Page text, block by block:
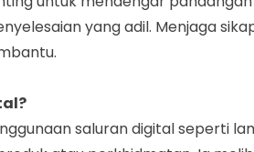
yang adil. Menjaga
saluran digital seperti